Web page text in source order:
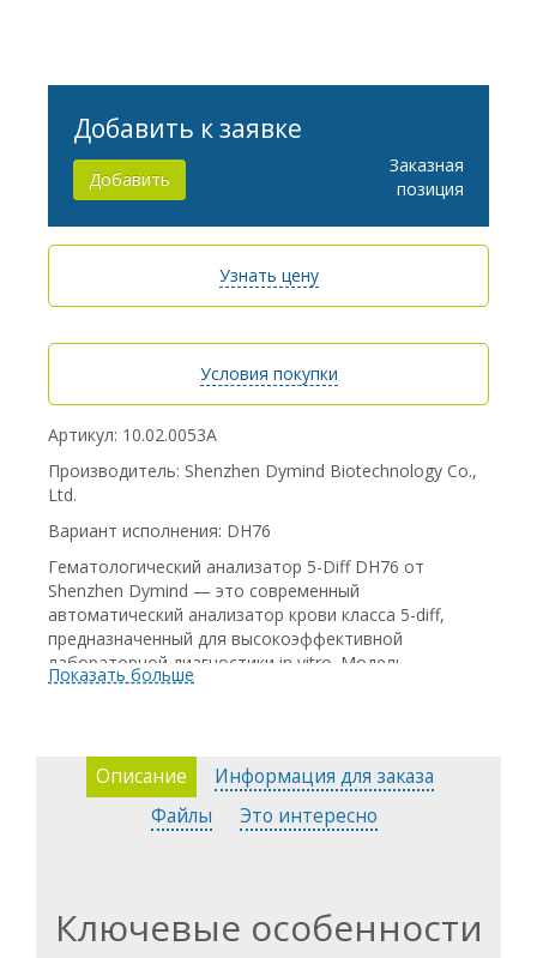
Артикул: 10.02.0053A
Производитель: Shenzhen Dymind Biotechnology Co.,
Ltd.
Вариант исполнения: DH76
Гематологический анализатор 5-Diff DH76 от
Shenzhen Dymind — это современный
автоматический анализатор крови класса 5-diff,
предназначенный для высокоэффективной
лабораторной диагностики in vitro. Модель
оснащена автоподатчиком на 60 проб, что
гематологический анализатор идеально подходит
для лабораторий, где важны скорость, точность и
надежность анализа.
Показать больше
Добавить к заявке
Добавить
Заказная
позиция
Узнать цену
Условия покупки
Описание
Информация для заказа
Файлы
Это интересно
Ключевые особенности